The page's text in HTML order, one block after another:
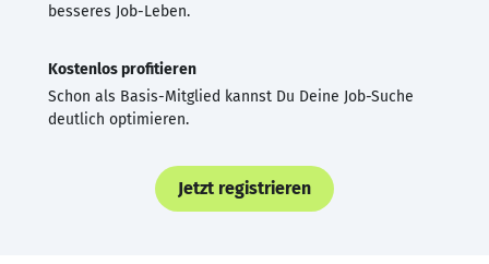
besseres Job-Leben.
Kostenlos profitieren
Schon als Basis-Mitglied kannst Du Deine Job-Suche
deutlich optimieren.
Jetzt registrieren